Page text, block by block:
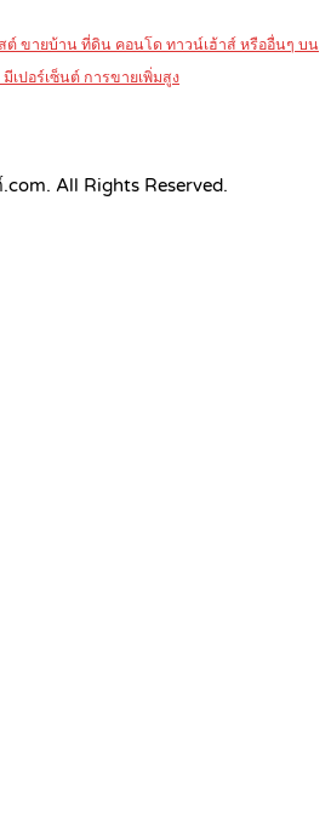
ต์ ขายบ้าน ที่ดิน คอนโด ทาวน์เฮ้าส์ หรืออื่นๆ บน
มีเปอร์เซ็นต์ การขายเพิ่มสูง
All Rights Reserved.